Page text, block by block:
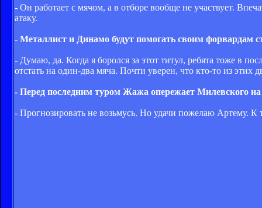
- Он работает с мячом, а в отборе вообще не участвует.
атаку.
- Металлист и Динамо будут помогать своим форвардам
- Думаю, да. Когда я боролся за этот титул, ребята тоже в
отстать на один-два мяча. Почти уверен, что кто-то из этих
- Перед последним туром Жажа опережает Милевского на
- Прогнозировать не возьмусь. Но удачи пожелаю Артему.